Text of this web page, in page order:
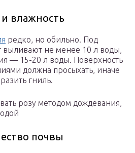
влажность
редко, но обильно. Под
выливают не менее 10 л воды,
— 15-20 л воды. Поверхность
должна просыхать, иначе
гниль.
розу методом дождевания,
почвы